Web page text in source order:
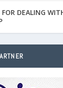
DEALING